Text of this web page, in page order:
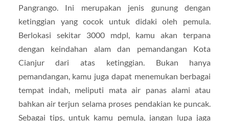
Pangrango. Ini merupakan jenis gunung dengan
ketinggian yang cocok untuk didaki oleh pemula.
Berlokasi sekitar 3000 mdpl, kamu akan terpana
dengan keindahan alam dan pemandangan Kota
Cianjur dari atas ketinggian. Bukan hanya
pemandangan, kamu juga dapat menemukan berbagai
tempat indah, meliputi mata air panas alami atau
bahkan air terjun selama proses pendakian ke puncak.
Sebagai tips, untuk kamu pemula, jangan lupa jaga